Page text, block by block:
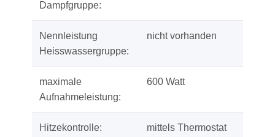
Dampfgruppe:
Nennleistung
Heisswassergruppe:
nicht vorhanden
maximale
Aufnahmeleistung:
600 Watt
Hitzekontrolle:
mittels Thermostat